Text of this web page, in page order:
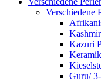
Verschiedene
Kazuri
Guru/